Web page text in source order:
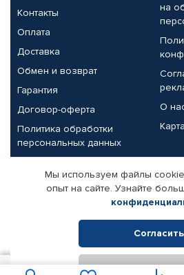
Контакты
Оплата
Доставка
Обмен и возврат
Гарантия
Договор-оферта
Политика обработки
персональных данных
на
О
Партнерам
Корпоративным клиентам
Поставщикам
© КАМАЗ ЦЕНТР ДОНЕЦК, 2015-2026. Все
Мы используем файлы
опыт на сайте. Узнайте